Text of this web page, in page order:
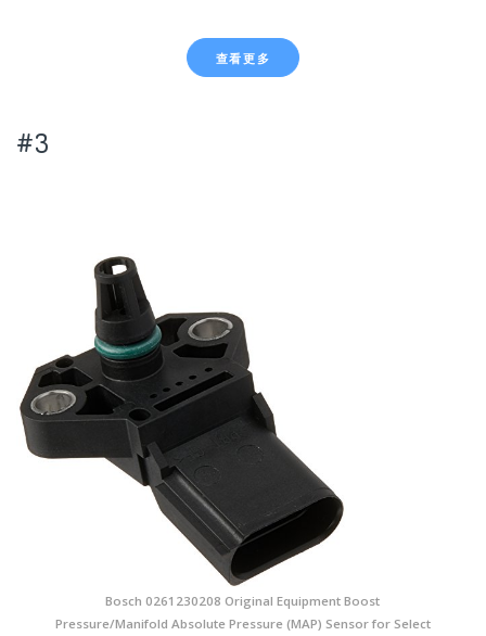
查看更多
#3
Bosch 0261230208 Original Equipment Boost
Pressure/Manifold Absolute Pressure (MAP) Sensor for Select